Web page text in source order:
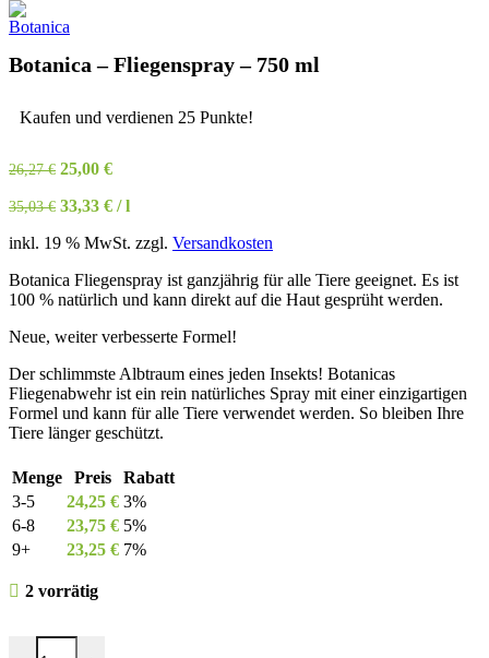
Botanica – Fliegenspray – 750 ml
Kaufen und verdienen 25 Punkte!
26,27€ Ursprünglicher
war:
25,00 €Aktueller
ist:
35,03€ 33,33 € /l
inkl. 19 % MwSt. zzgl. Versandkosten
Botanica Fliegenspray ist ganzjährig für alle Tiere geeignet. Es ist
100 % natürlich und kann direkt auf die Haut gesprüht werden.
Neue, weiter verbesserte Formel!
Der schlimmste Albtraum eines jeden Insekts! Botanicas
Fliegenabwehr ist ein rein natürliches Spray mit einer einzigartigen
Formel und kann für alle Tiere verwendet werden. So bleiben Ihre
Tiere länger geschützt.
Menge Preis
Rabatt
3-5
24,25 € 3%
6-8
23,75 € 5%
9+
23,25 € 7%
2 vorrätig
Botanica - Fliegenspray - 750 ml Menge